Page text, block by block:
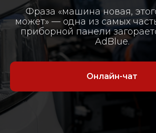
Фраза «машина новая,
может» — одна из самых
приборной панели
AdBlue.
Онлайн-чат